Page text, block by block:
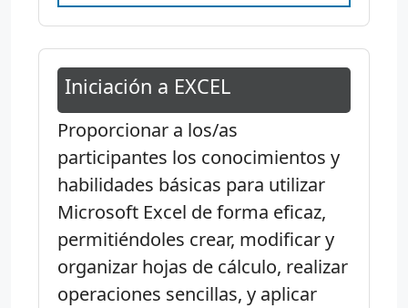
Iniciación a EXCEL
Proporcionar a los/as
participantes los conocimientos y
habilidades básicas para utilizar
Microsoft Excel de forma eficaz,
permitiéndoles crear, modificar y
organizar hojas de cálculo, realizar
operaciones sencillas, y aplicar